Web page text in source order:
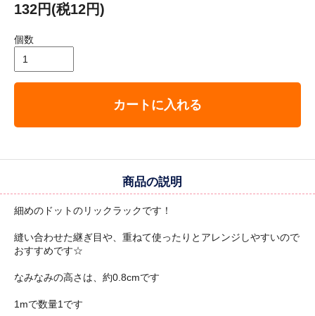
132円(税12円)
個数
カートに入れる
商品の説明
細めのドットのリックラックです！
縫い合わせた継ぎ目や、重ねて使ったりとアレンジしやすいので
おすすめです☆
なみなみの高さは、約0.8cmです
1mで数量1です